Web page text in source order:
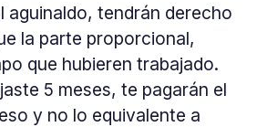
aguinaldo, tendrán derecho
la parte proporcional,
que hubieren trabajado.
5 meses, te pagarán el
y no lo equivalente a